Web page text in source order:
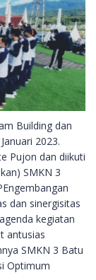
Building dan
2023.
Pujon dan diikuti
SMKN 3
dan sinergisitas
kegiatan
antusias
SMKN 3 Batu
Optimum